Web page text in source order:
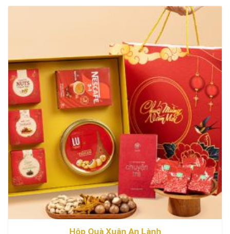
Hộp Quà Xuân An Lành